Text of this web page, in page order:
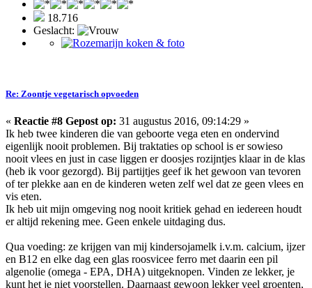
18.716
Geslacht:
Re: Zoontje vegetarisch opvoeden
« Reactie #8 Gepost op: 31 augustus 2016, 09:14:29 »
Ik heb twee kinderen die van geboorte vega eten en ondervind
eigenlijk nooit problemen. Bij traktaties op school is er sowieso
nooit vlees en just in case liggen er doosjes rozijntjes klaar in de klas
(heb ik voor gezorgd). Bij partijtjes geef ik het gewoon van tevoren
of ter plekke aan en de kinderen weten zelf wel dat ze geen vlees en
vis eten.
Ik heb uit mijn omgeving nog nooit kritiek gehad en iedereen houdt
er altijd rekening mee. Geen enkele uitdaging dus.
Qua voeding: ze krijgen van mij kindersojamelk i.v.m. calcium, ijzer
en B12 en elke dag een glas roosvicee ferro met daarin een pil
algenolie (omega - EPA, DHA) uitgeknopen. Vinden ze lekker, je
kunt het je niet voorstellen. Daarnaast gewoon lekker veel groenten,